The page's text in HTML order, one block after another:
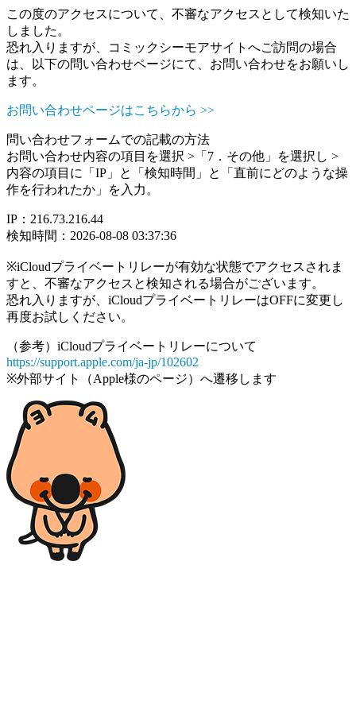
この度のアクセスについて、不審なアクセスとして検知いた
しました。
恐れ入りますが、コミックシーモアサイトへご訪問の場合
は、以下の問い合わせページにて、お問い合わせをお願いし
ます。
お問い合わせページはこちらから >>
問い合わせフォームでの記載の方法
お問い合わせ内容の項目を選択 >「7．その他」を選択し >
内容の項目に「IP」と「検知時間」と「直前にどのような操
作を行われたか」を入力。
IP：216.73.216.44
検知時間：2026-08-08 03:37:36
※iCloudプライベートリレーが有効な状態でアクセスされま
すと、不審なアクセスと検知される場合がございます。
恐れ入りますが、iCloudプライベートリレーはOFFに変更し
再度お試しください。
（参考）iCloudプライベートリレーについて
https://support.apple.com/ja-jp/102602
※外部サイト（Apple様のページ）へ遷移します